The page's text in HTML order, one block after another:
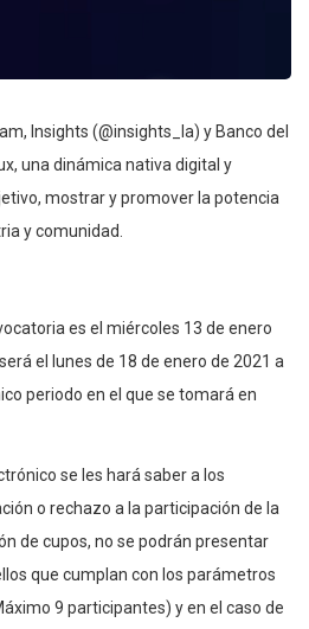
Insights (@insights_la) y Banco del
una dinámica nativa digital y
mostrar y promover la potencia
y comunidad.
es el miércoles 13 de enero
el lunes de 18 de enero de 2021 a
periodo en el que se tomará en
se les hará saber a los
o rechazo a la participación de la
de cupos, no se podrán presentar
que cumplan con los parámetros
9 participantes) y en el caso de